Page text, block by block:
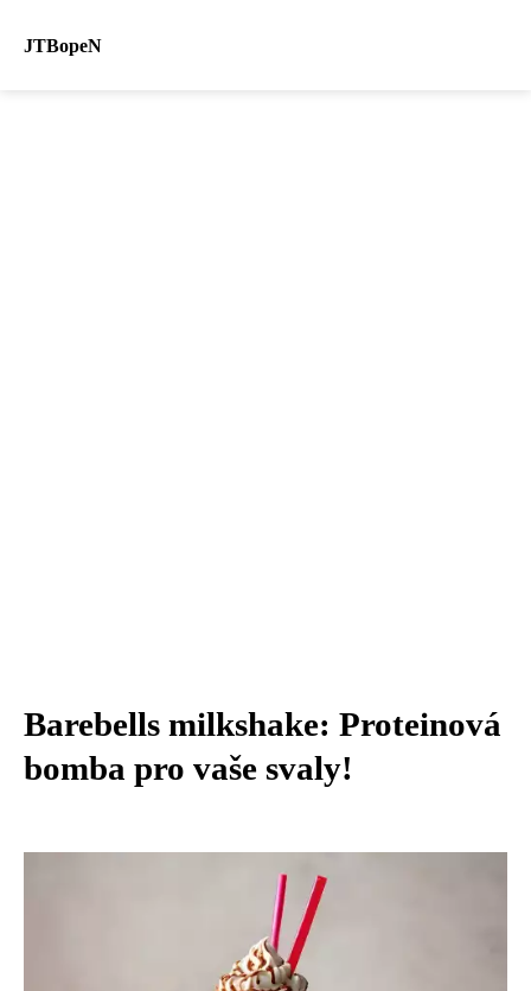
JTBopeN
Barebells milkshake: Proteinová
bomba pro vaše svaly!